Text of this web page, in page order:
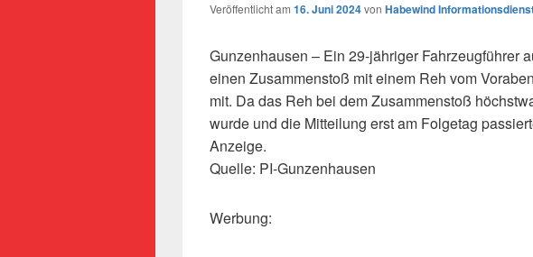
Veröffentlicht am 16. Juni 2024von Habewind
Gunzenhausen – Ein 29-jähriger Fahrzeugführer
einen Zusammenstoß mit einem Reh vom
mit. Da das Reh bei dem Zusammenstoß
wurde und die Mitteilung erst am Folgetag
Anzeige.
Quelle: PI-Gunzenhausen
Werbung: